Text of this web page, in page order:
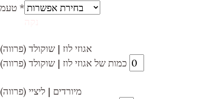
*
אגוזי לוז | שוקולד (פרווה)
כמות של אגוזי לוז | שוקולד (פרווה)
מיורדים | ליציי (פרווה)